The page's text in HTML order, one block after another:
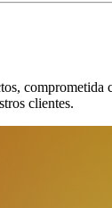
clientes.